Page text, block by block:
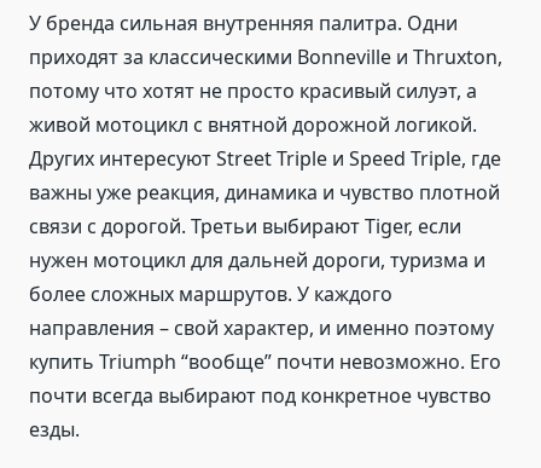
У бренда сильная внутренняя палитра. Одни
приходят за классическими Bonneville и Thruxton,
потому что хотят не просто красивый силуэт, а
живой мотоцикл с внятной дорожной логикой.
Других интересуют Street Triple и Speed Triple, где
важны уже реакция, динамика и чувство плотной
связи с дорогой. Третьи выбирают Tiger, если
нужен мотоцикл для дальней дороги, туризма и
более сложных маршрутов. У каждого
направления – свой характер, и именно поэтому
купить Triumph “вообще” почти невозможно. Его
почти всегда выбирают под конкретное чувство
езды.